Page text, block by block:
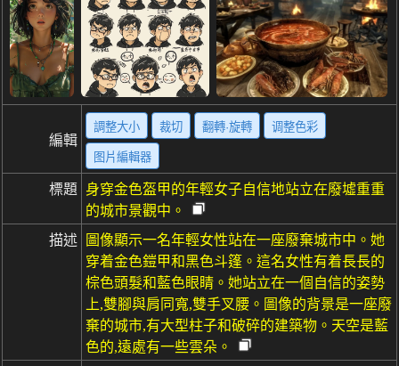
編輯
調整大小 裁切 翻轉·旋轉 调整色彩
图片編輯器
標題
身穿金色盔甲的年輕女子自信地站立在廢墟重重
的城市景觀中。
描述
圖像顯示一名年輕女性站在一座廢棄城市中。她
穿着金色鎧甲和黑色斗篷。這名女性有着長長的
棕色頭髮和藍色眼睛。她站立在一個自信的姿勢
上,雙腳與肩同寬,雙手叉腰。圖像的背景是一座廢
棄的城市,有大型柱子和破碎的建築物。天空是藍
色的,遠處有一些雲朵。